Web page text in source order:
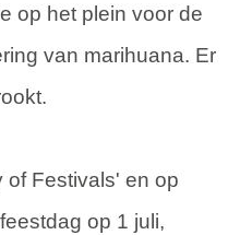
op het plein voor de
van marihuana. Er
of Festivals' en op
op 1 juli,